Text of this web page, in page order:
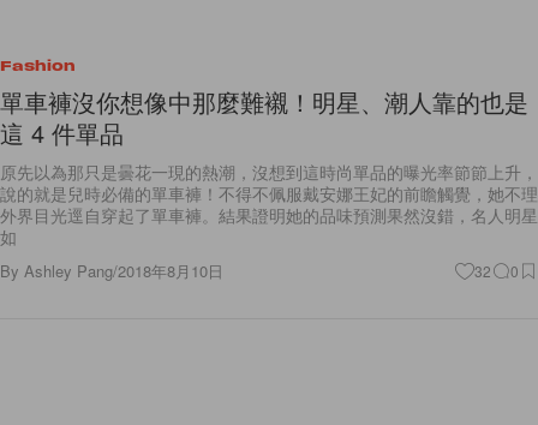
Fashion
單車褲沒你想像中那麼難襯！明星、潮人靠的也是
這 4 件單品
原先以為那只是曇花一現的熱潮，沒想到這時尚單品的曝光率節節上升，
說的就是兒時必備的單車褲！不得不佩服戴安娜王妃的前瞻觸覺，她不理
外界目光逕自穿起了單車褲。結果證明她的品味預測果然沒錯，名人明星
如
By Ashley Pang/2018年8月10日 32 0